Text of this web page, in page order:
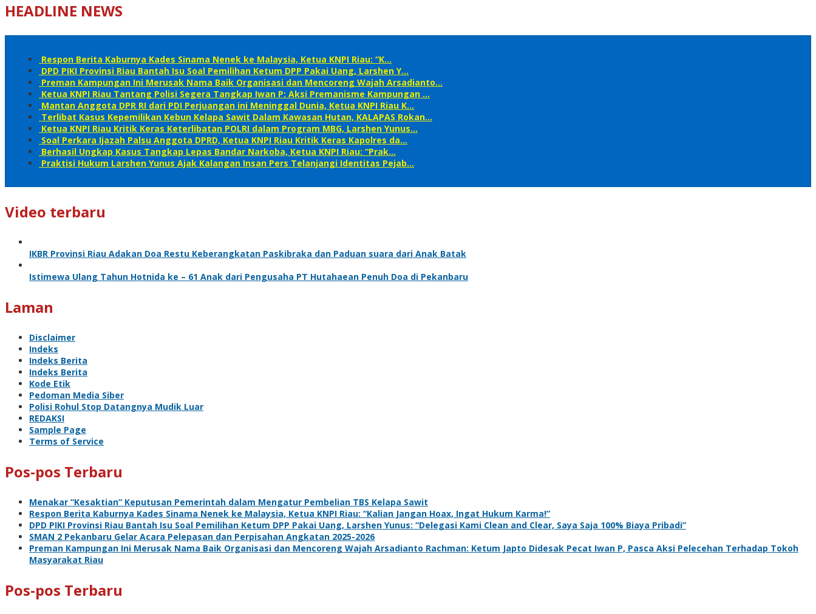
HEADLINE NEWS
Respon Berita Kaburnya Kades Sinama Nenek ke Malaysia, Ketua KNPI Riau: “K…
DPD PIKI Provinsi Riau Bantah Isu Soal Pemilihan Ketum DPP Pakai Uang, Larshen Y…
Preman Kampungan Ini Merusak Nama Baik Organisasi dan Mencoreng Wajah Arsadianto…
Ketua KNPI Riau Tantang Polisi Segera Tangkap Iwan P: Aksi Premanisme Kampungan …
Mantan Anggota DPR RI dari PDI Perjuangan ini Meninggal Dunia, Ketua KNPI Riau K…
Terlibat Kasus Kepemilikan Kebun Kelapa Sawit Dalam Kawasan Hutan, KALAPAS Rokan…
Ketua KNPI Riau Kritik Keras Keterlibatan POLRI dalam Program MBG, Larshen Yunus…
Soal Perkara Ijazah Palsu Anggota DPRD, Ketua KNPI Riau Kritik Keras Kapolres da…
Berhasil Ungkap Kasus Tangkap Lepas Bandar Narkoba, Ketua KNPI Riau: “Prak…
Praktisi Hukum Larshen Yunus Ajak Kalangan Insan Pers Telanjangi Identitas Pejab…
Video terbaru
IKBR Provinsi Riau Adakan Doa Restu Keberangkatan Paskibraka dan Paduan suara dari Anak Batak
Istimewa Ulang Tahun Hotnida ke – 61 Anak dari Pengusaha PT Hutahaean Penuh Doa di Pekanbaru
Laman
Disclaimer
Indeks
Indeks Berita
Indeks Berita
Kode Etik
Pedoman Media Siber
Polisi Rohul Stop Datangnya Mudik Luar
REDAKSI
Sample Page
Terms of Service
Pos-pos Terbaru
Menakar “Kesaktian” Keputusan Pemerintah dalam Mengatur Pembelian TBS Kelapa Sawit
Respon Berita Kaburnya Kades Sinama Nenek ke Malaysia, Ketua KNPI Riau: “Kalian Jangan Hoax, Ingat Hukum Karma!”
DPD PIKI Provinsi Riau Bantah Isu Soal Pemilihan Ketum DPP Pakai Uang, Larshen Yunus: “Delegasi Kami Clean and Clear, Saya Saja 100% Biaya Pribadi”
SMAN 2 Pekanbaru Gelar Acara Pelepasan dan Perpisahan Angkatan 2025-2026
Preman Kampungan Ini Merusak Nama Baik Organisasi dan Mencoreng Wajah Arsadianto Rachman: Ketum Japto Didesak Pecat Iwan P, Pasca Aksi Pelecehan Terhadap Tokoh
Masyarakat Riau
Pos-pos Terbaru